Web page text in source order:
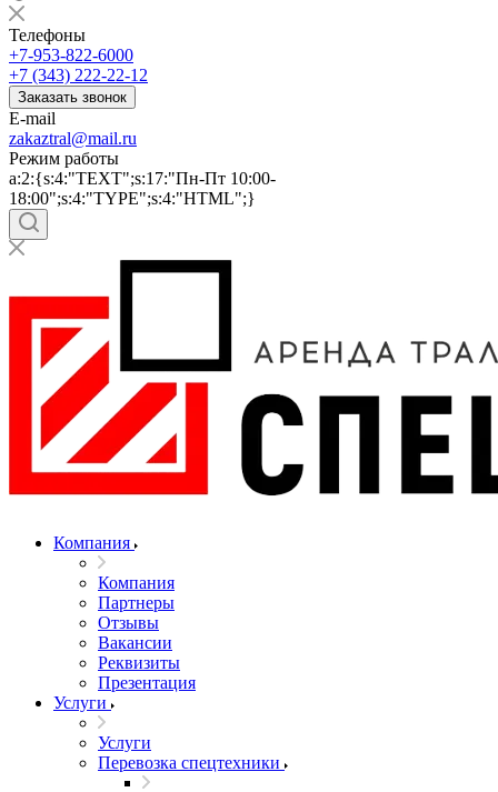
Телефоны
+7-953-822-6000
+7 (343) 222-22-12
Заказать звонок
E-mail
zakaztral@mail.ru
Режим работы
a:2:{s:4:"TEXT";s:17:"Пн-Пт 10:00-
18:00";s:4:"TYPE";s:4:"HTML";}
Компания
Компания
Партнеры
Отзывы
Вакансии
Реквизиты
Презентация
Услуги
Услуги
Перевозка спецтехники